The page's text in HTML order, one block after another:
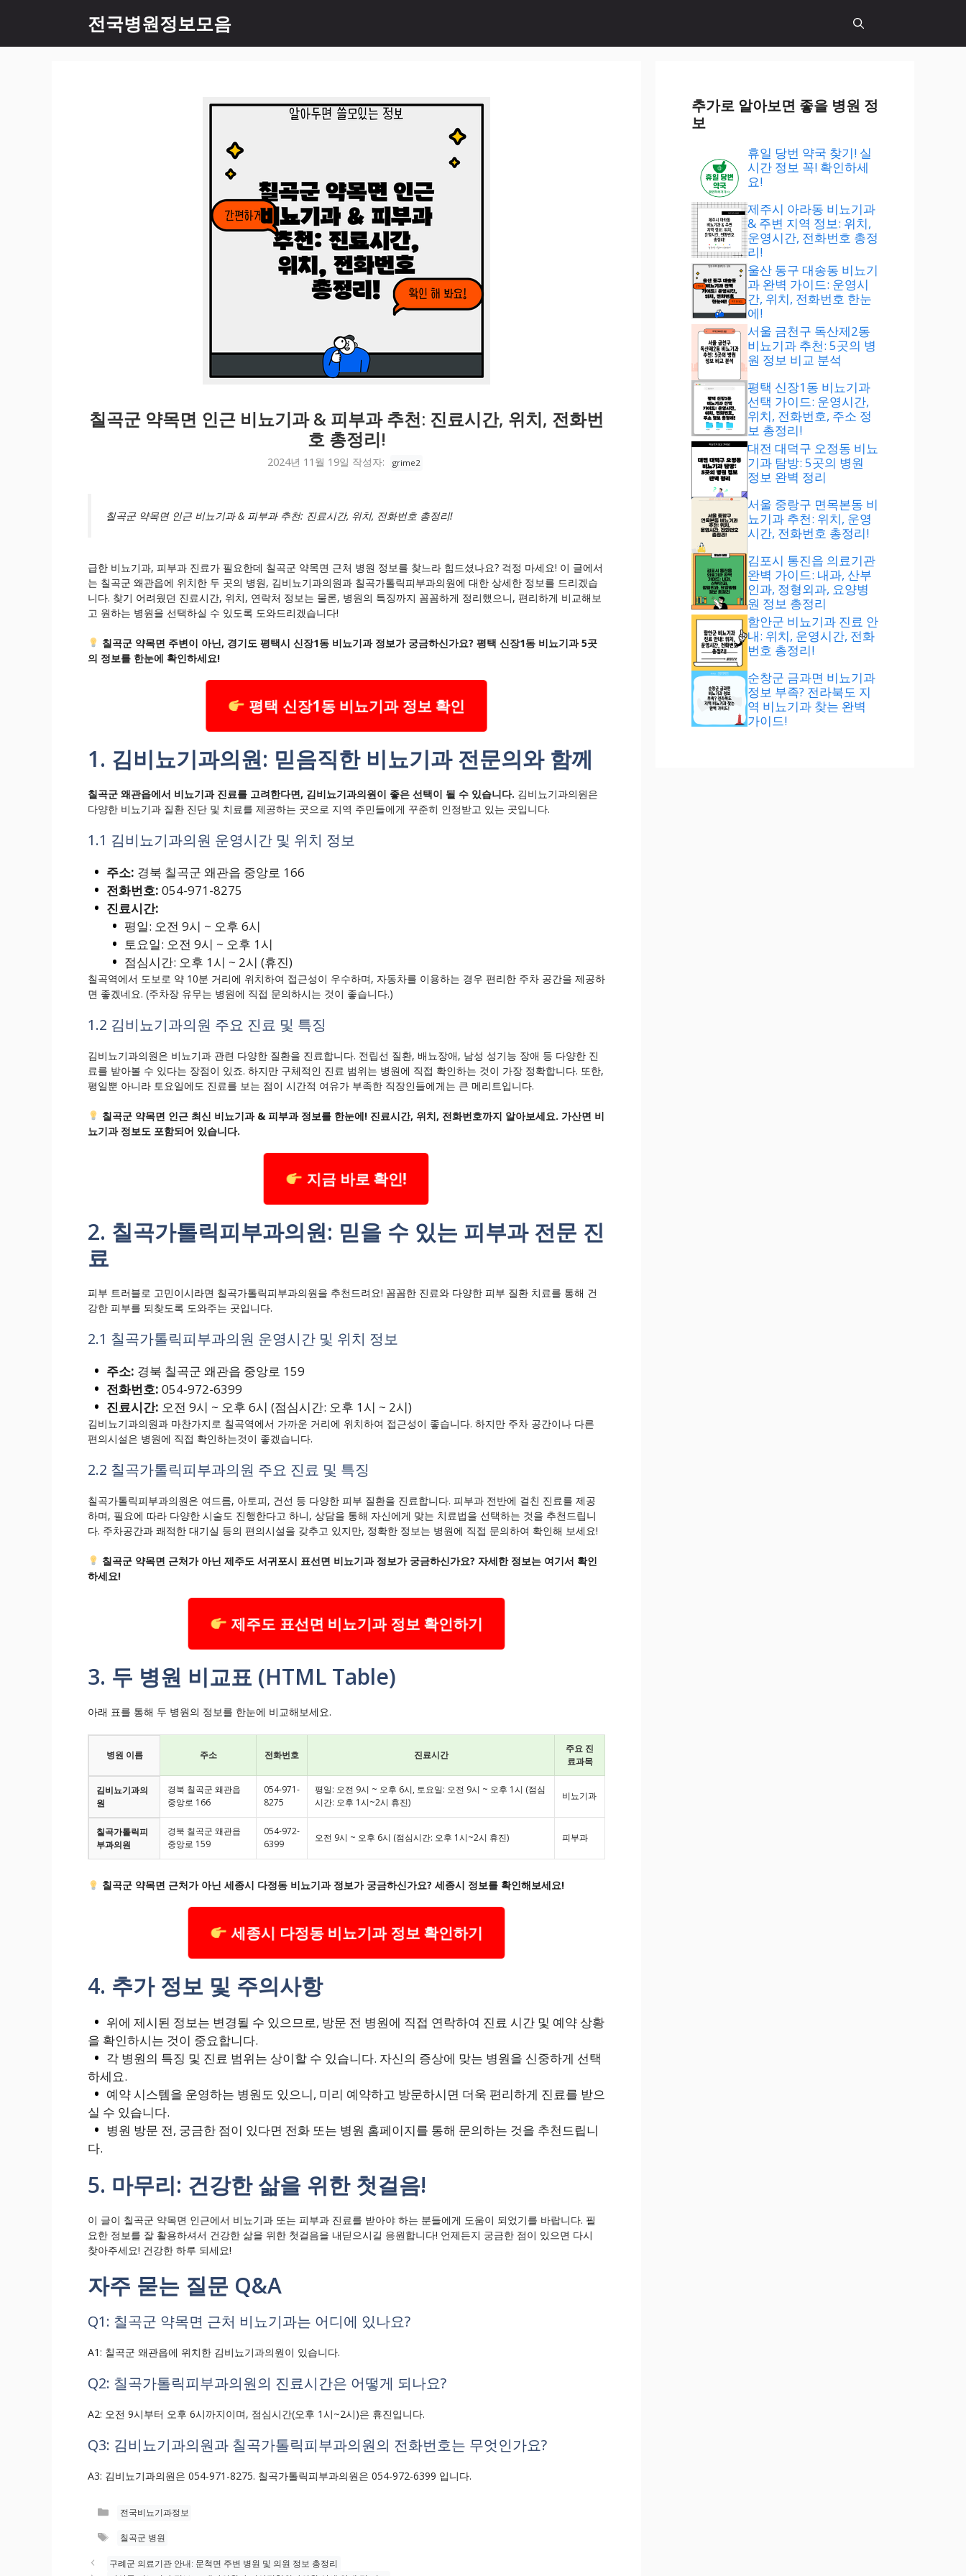
츠
전국병원정보모음
칠곡군 약목면 인근 비뇨기과 & 피부과 추천: 진료시간, 위치, 전화번
호 총정리!
2024년 11월 19일 작성자: grime2
칠곡군 약목면 인근 비뇨기과 & 피부과 추천: 진료시간, 위치, 전화번호 총정리!
급한 비뇨기과, 피부과 진료가 필요한데 칠곡군 약목면 근처 병원 정보를 찾느라 힘드셨나요? 걱정 마세요! 이 글에서
는 칠곡군 왜관읍에 위치한 두 곳의 병원, 김비뇨기과의원과 칠곡가톨릭피부과의원에 대한 상세한 정보를 드리겠습
니다. 찾기 어려웠던 진료시간, 위치, 연락처 정보는 물론, 병원의 특징까지 꼼꼼하게 정리했으니, 편리하게 비교해보
고 원하는 병원을 선택하실 수 있도록 도와드리겠습니다!
칠곡군 약목면 주변이 아닌, 경기도 평택시 신장1동 비뇨기과 정보가 궁금하신가요? 평택 신장1동 비뇨기과 5곳
의 정보를 한눈에 확인하세요!
평택 신장1동 비뇨기과 정보 확인
1. 김비뇨기과의원: 믿음직한 비뇨기과 전문의와 함께
칠곡군 왜관읍에서 비뇨기과 진료를 고려한다면, 김비뇨기과의원이 좋은 선택이 될 수 있습니다. 김비뇨기과의원은
다양한 비뇨기과 질환 진단 및 치료를 제공하는 곳으로 지역 주민들에게 꾸준히 인정받고 있는 곳입니다.
1.1 김비뇨기과의원 운영시간 및 위치 정보
주소: 경북 칠곡군 왜관읍 중앙로 166
전화번호: 054-971-8275
진료시간:
평일: 오전 9시 ~ 오후 6시
토요일: 오전 9시 ~ 오후 1시
점심시간: 오후 1시 ~ 2시 (휴진)
칠곡역에서 도보로 약 10분 거리에 위치하여 접근성이 우수하며, 자동차를 이용하는 경우 편리한 주차 공간을 제공하
면 좋겠네요. (주차장 유무는 병원에 직접 문의하시는 것이 좋습니다.)
1.2 김비뇨기과의원 주요 진료 및 특징
김비뇨기과의원은 비뇨기과 관련 다양한 질환을 진료합니다. 전립선 질환, 배뇨장애, 남성 성기능 장애 등 다양한 진
료를 받아볼 수 있다는 장점이 있죠. 하지만 구체적인 진료 범위는 병원에 직접 확인하는 것이 가장 정확합니다. 또한,
평일뿐 아니라 토요일에도 진료를 보는 점이 시간적 여유가 부족한 직장인들에게는 큰 메리트입니다.
칠곡군 약목면 인근 최신 비뇨기과 & 피부과 정보를 한눈에! 진료시간, 위치, 전화번호까지 알아보세요. 가산면 비
뇨기과 정보도 포함되어 있습니다.
지금 바로 확인!
2. 칠곡가톨릭피부과의원: 믿을 수 있는 피부과 전문 진
료
피부 트러블로 고민이시라면 칠곡가톨릭피부과의원을 추천드려요! 꼼꼼한 진료와 다양한 피부 질환 치료를 통해 건
강한 피부를 되찾도록 도와주는 곳입니다.
2.1 칠곡가톨릭피부과의원 운영시간 및 위치 정보
주소: 경북 칠곡군 왜관읍 중앙로 159
전화번호: 054-972-6399
진료시간: 오전 9시 ~ 오후 6시 (점심시간: 오후 1시 ~ 2시)
김비뇨기과의원과 마찬가지로 칠곡역에서 가까운 거리에 위치하여 접근성이 좋습니다. 하지만 주차 공간이나 다른
편의시설은 병원에 직접 확인하는것이 좋겠습니다.
2.2 칠곡가톨릭피부과의원 주요 진료 및 특징
칠곡가톨릭피부과의원은 여드름, 아토피, 건선 등 다양한 피부 질환을 진료합니다. 피부과 전반에 걸친 진료를 제공
하며, 필요에 따라 다양한 시술도 진행한다고 하니, 상담을 통해 자신에게 맞는 치료법을 선택하는 것을 추천드립니
다. 주차공간과 쾌적한 대기실 등의 편의시설을 갖추고 있지만, 정확한 정보는 병원에 직접 문의하여 확인해 보세요!
칠곡군 약목면 근처가 아닌 제주도 서귀포시 표선면 비뇨기과 정보가 궁금하신가요? 자세한 정보는 여기서 확인
하세요!
제주도 표선면 비뇨기과 정보 확인하기
3. 두 병원 비교표 (HTML Table)
아래 표를 통해 두 병원의 정보를 한눈에 비교해보세요.
병원 이름 주소 전화번호 진료시간
주요 진
료과목
김비뇨기과의
원
경북 칠곡군 왜관읍
중앙로 166
054-971-
8275
평일: 오전 9시 ~ 오후 6시, 토요일: 오전 9시 ~ 오후 1시 (점심
시간: 오후 1시~2시 휴진)
비뇨기과
칠곡가톨릭피
부과의원
경북 칠곡군 왜관읍
중앙로 159
054-972-
6399
오전 9시 ~ 오후 6시 (점심시간: 오후 1시~2시 휴진) 피부과
칠곡군 약목면 근처가 아닌 세종시 다정동 비뇨기과 정보가 궁금하신가요? 세종시 정보를 확인해보세요!
세종시 다정동 비뇨기과 정보 확인하기
4. 추가 정보 및 주의사항
위에 제시된 정보는 변경될 수 있으므로, 방문 전 병원에 직접 연락하여 진료 시간 및 예약 상황
을 확인하시는 것이 중요합니다.
각 병원의 특징 및 진료 범위는 상이할 수 있습니다. 자신의 증상에 맞는 병원을 신중하게 선택
하세요.
예약 시스템을 운영하는 병원도 있으니, 미리 예약하고 방문하시면 더욱 편리하게 진료를 받으
실 수 있습니다.
병원 방문 전, 궁금한 점이 있다면 전화 또는 병원 홈페이지를 통해 문의하는 것을 추천드립니
다.
5. 마무리: 건강한 삶을 위한 첫걸음!
이 글이 칠곡군 약목면 인근에서 비뇨기과 또는 피부과 진료를 받아야 하는 분들에게 도움이 되었기를 바랍니다. 필
요한 정보를 잘 활용하셔서 건강한 삶을 위한 첫걸음을 내딛으시길 응원합니다! 언제든지 궁금한 점이 있으면 다시
찾아주세요! 건강한 하루 되세요!
자주 묻는 질문 Q&A
Q1: 칠곡군 약목면 근처 비뇨기과는 어디에 있나요?
A1: 칠곡군 왜관읍에 위치한 김비뇨기과의원이 있습니다.
Q2: 칠곡가톨릭피부과의원의 진료시간은 어떻게 되나요?
A2: 오전 9시부터 오후 6시까지이며, 점심시간(오후 1시~2시)은 휴진입니다.
Q3: 김비뇨기과의원과 칠곡가톨릭피부과의원의 전화번호는 무엇인가요?
A3: 김비뇨기과의원은 054-971-8275. 칠곡가톨릭피부과의원은 054-972-6399 입니다.
카
고
전국비뇨기과정보
태
칠곡군 병원
구례군 의료기관 안내: 문척면 주변 병원 및 의원 정보 총정리
추가로 알아보면 좋을 병원 정
보
휴일 당번 약국 찾기! 실
시간 정보 꼭! 확인하세
요!
제주시 아라동 비뇨기과
& 주변 지역 정보: 위치,
운영시간, 전화번호 총정
리!
울산 동구 대송동 비뇨기
과 완벽 가이드: 운영시
간, 위치, 전화번호 한눈
에!
서울 금천구 독산제2동
비뇨기과 추천: 5곳의 병
원 정보 비교 분석
평택 신장1동 비뇨기과
선택 가이드: 운영시간,
위치, 전화번호, 주소 정
보 총정리!
대전 대덕구 오정동 비뇨
기과 탐방: 5곳의 병원
정보 완벽 정리
서울 중랑구 면목본동 비
뇨기과 추천: 위치, 운영
시간, 전화번호 총정리!
김포시 통진읍 의료기관
완벽 가이드: 내과, 산부
인과, 정형외과, 요양병
원 정보 총정리
함안군 비뇨기과 진료 안
내: 위치, 운영시간, 전화
번호 총정리!
순창군 금과면 비뇨기과
정보 부족? 전라북도 지
역 비뇨기과 찾는 완벽
가이드!